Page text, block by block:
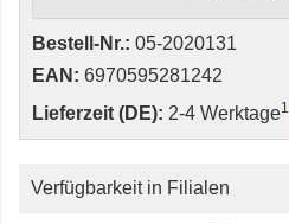
Bestell-Nr.: 05-2020131
EAN: 6970595281242
Lieferzeit (DE): 2-4 Werktage1
Verfügbarkeit in Filialen